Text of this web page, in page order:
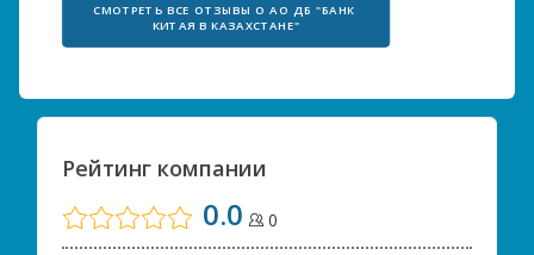
СМОТРЕТЬ ВСЕ ОТЗЫВЫ О АО ДБ "БАНК
КИТАЯ В КАЗАХСТАНЕ"
Рейтинг компании
0.0 0